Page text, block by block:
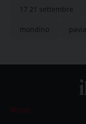
17 21 settembre
mondino pavia
News